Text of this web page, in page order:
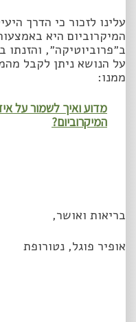
עלינו לזכור כי הדרך
המיקרוביום היא
ב״פרוביוטיקה״, והזנתו
על הנושא ניתן לקבל
ממנו:
מדוע ואיך לשמור על
המיקרוביום?
בריאות ואושר,
אופיר פוגל, נטורופת